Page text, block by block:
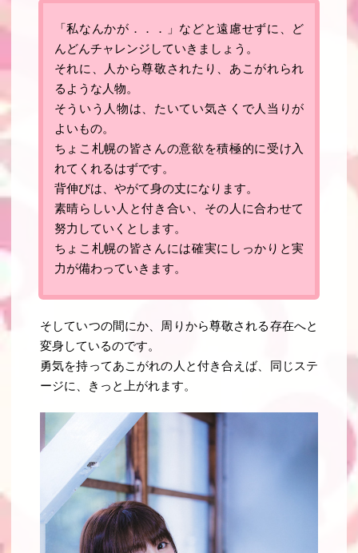
「私なんかが．．．」などと遠慮せずに、ど
んどんチャレンジしていきましょう 。
それに、人から尊敬されたり、あこがれられ
るような人物。
そういう人物は、たいてい気さくで人当りが
よいもの。
ちょこ札幌の皆さんの意欲を積極的に受け入
れてくれるはずです。
背伸びは、やがて身の丈になります。
素晴らしい人と付き合い、その人に合わせて
努力していくとします。
ちょこ札幌の皆さんには確実にしっかりと実
力が備わっていきます。
そしていつの間にか、周りから尊敬される存在へと
変身しているのです。
勇気を持ってあこがれの人と付き合えば、同じステ
ージに、きっと上がれます。